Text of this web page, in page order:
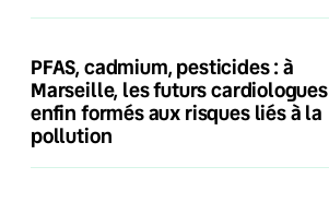
PFAS, cadmium, pesticides : à
Marseille, les futurs cardiologues
enfin formés aux risques liés à la
pollution